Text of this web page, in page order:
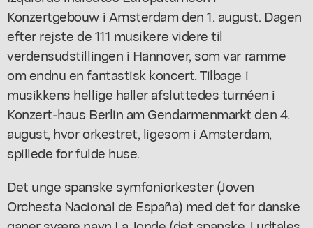
Konzertgebouw i Amsterdam den 1. august. Dagen
efter rejste de 111 musikere videre til
verdensudstillingen i Hannover, som var ramme
om endnu en fantastisk koncert. Tilbage i
musikkens hellige haller afsluttedes turnéen i
Konzert-haus Berlin am Gendarmenmarkt den 4.
august, hvor orkestret, ligesom i Amsterdam,
spillede for fulde huse.
Det unge spanske symfoniorkester (Joven
Orchesta Nacional de España) med det for danske